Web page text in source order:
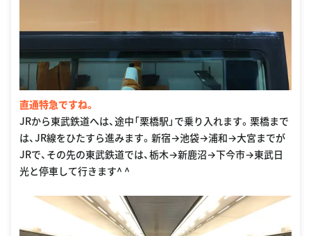
直通特急ですね。
JRから東武鉄道へは、途中「栗橋駅」で乗り入れます。栗橋まで
は、JR線をひたすら進みます。新宿→池袋→浦和→大宮までが
JRで、その先の東武鉄道では、栃木→新鹿沼→下今市→東武日
光と停車して行きます^ ^